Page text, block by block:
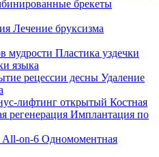
брекеты
Лечение бруксизма
мудрости Пластика уздечки
языка
рецессии десны Удаление
лифтинг открытый Костная
регенерация Имплантация по
All-on-6 Одномоментная